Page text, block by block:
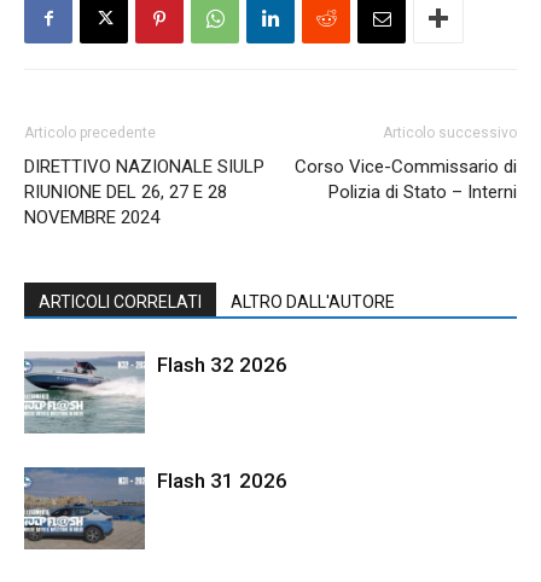
Articolo precedente
DIRETTIVO NAZIONALE SIULP
RIUNIONE DEL 26, 27 E 28
NOVEMBRE 2024
Articolo successivo
Corso Vice-Commissario di
Polizia di Stato – Interni
ARTICOLI CORRELATI ALTRO DALL'AUTORE
Flash 32 2026
Flash 31 2026